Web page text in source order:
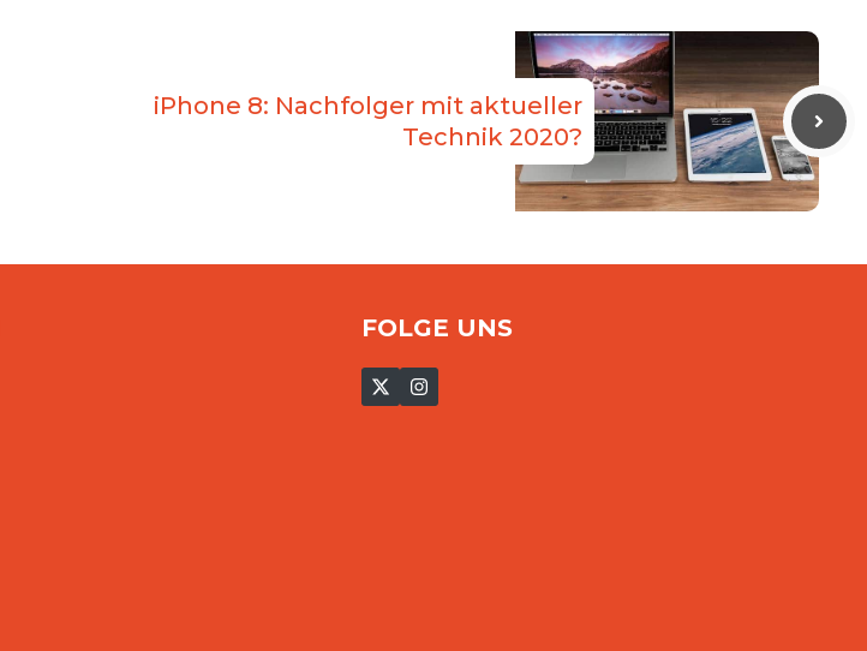
iPhone 8: Nachfolger mit aktueller
Technik 2020?
FOLGE UNS